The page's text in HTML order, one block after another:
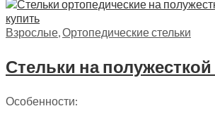
Взрослые Ортопедические стельки
Особенности: